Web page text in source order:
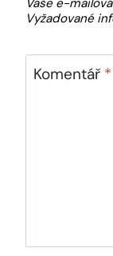
Vyžadované
Komentář *